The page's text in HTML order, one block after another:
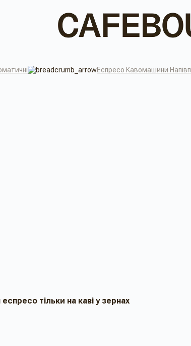
Еспресо Кавомашини
тільки на каві у зернах